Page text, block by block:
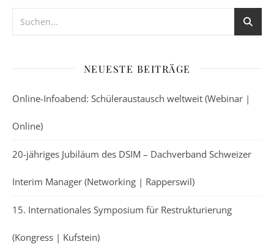
NEUESTE BEITRÄGE
Online-Infoabend: Schüleraustausch weltweit (Webinar |
Online)
20-jähriges Jubiläum des DSIM – Dachverband Schweizer
Interim Manager (Networking | Rapperswil)
15. Internationales Symposium für Restrukturierung
(Kongress | Kufstein)